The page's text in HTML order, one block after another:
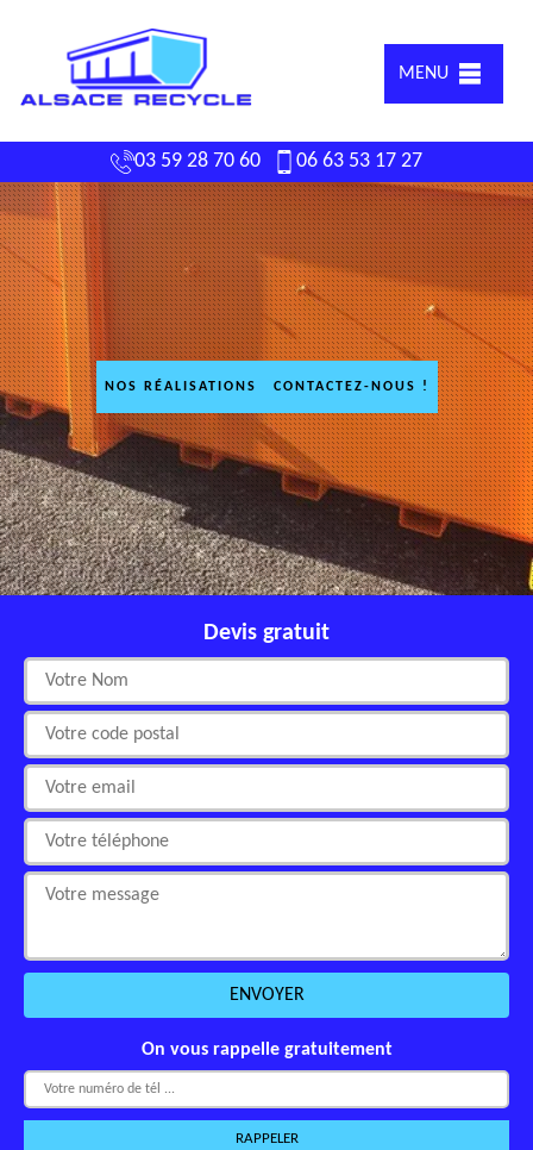
MENU
03 59 28 70 60 06 63 53 17 27
NOS RÉALISATIONS CONTACTEZ-NOUS !
Devis gratuit
On vous rappelle gratuitement